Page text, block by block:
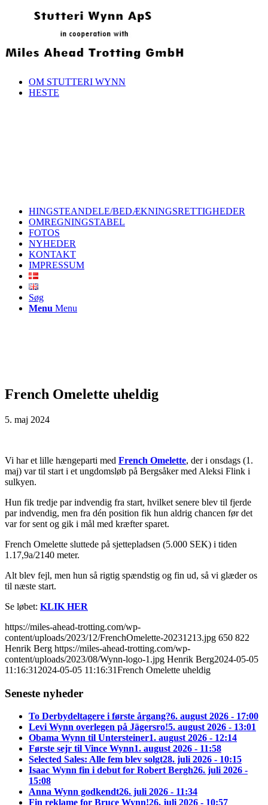
OM STUTTERI WYNN
HESTE
HINGSTEANDELE/BEDÆKNINGSRETTIGHEDER
OMREGNINGSTABEL
FOTOS
NYHEDER
KONTAKT
IMPRESSUM
Søg
Menu Menu
French Omelette uheldig
5. maj 2024
Vi har et lille hængeparti med French Omelette, der i onsdags (1.
maj) var til start i et ungdomsløb på Bergsåker med Aleksi Flink i
sulkyen.
Hun fik tredje par indvendig fra start, hvilket senere blev til fjerde
par indvendig, men fra dén position fik hun aldrig chancen før det
var for sent og gik i mål med kræfter sparet.
French Omelette sluttede på sjettepladsen (5.000 SEK) i tiden
1.17,9a/2140 meter.
Alt blev fejl, men hun så rigtig spændstig og fin ud, så vi glæder os
til næste start.
Se løbet: KLIK HER
https://miles-ahead-trotting.com/wp-
content/uploads/2023/12/FrenchOmelette-20231213.jpg 650 822
Henrik Berg https://miles-ahead-trotting.com/wp-
content/uploads/2023/08/Wynn-logo-1.jpg Henrik Berg2024-05-05
11:16:31 2024-05-05 11:16:31French Omelette uheldig
Seneste nyheder
To Derbydeltagere i første årgang?6. august 2026 - 17:00
Levi Wynn overlegen på Jägersro!5. august 2026 - 13:01
Obama Wynn til Untersteiner1. august 2026 - 12:14
Første sejr til Vince Wynn1. august 2026 - 11:58
Selected Sales: Alle fem blev solgt28. juli 2026 - 10:15
Isaac Wynn fin i debut for Robert Bergh26. juli 2026 -
15:08
Anna Wynn godkendt26. juli 2026 - 11:34
Fin reklame for Bruce Wynn!26. juli 2026 - 10:57